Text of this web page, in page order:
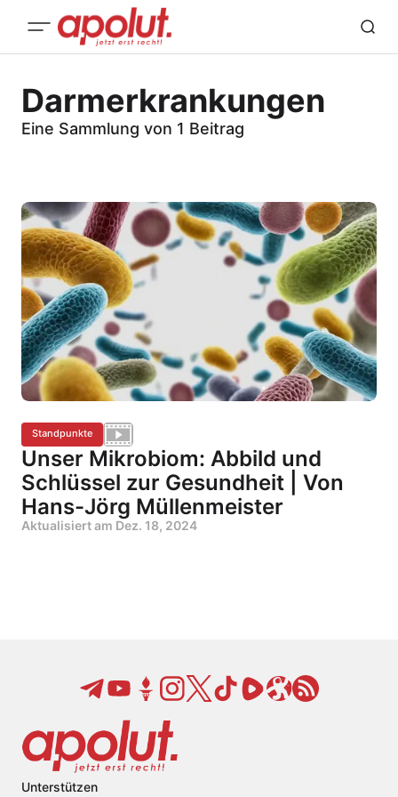
Darmerkrankungen
Eine Sammlung von 1 Beitrag
Standpunkte
Unser Mikrobiom: Abbild und
Schlüssel zur Gesundheit | Von
Hans-Jörg Müllenmeister
Aktualisiert am Dez. 18, 2024
Unterstützen